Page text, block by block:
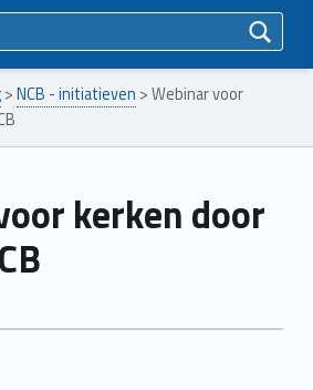
>NCB - initiatieven >Webinar voor
kerken door